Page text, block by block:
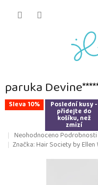
paruka
Sleva 10% Poslední kusy -
přidejte do
košíku, než
zmizí
Průměrné
hodnocení
Neohodnoceno
Značka:Hair Society by Ellen